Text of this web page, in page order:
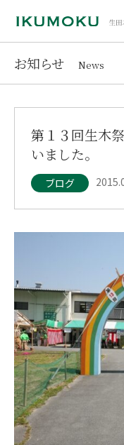
お知らせ News
第１３回生木
いました。
ブログ